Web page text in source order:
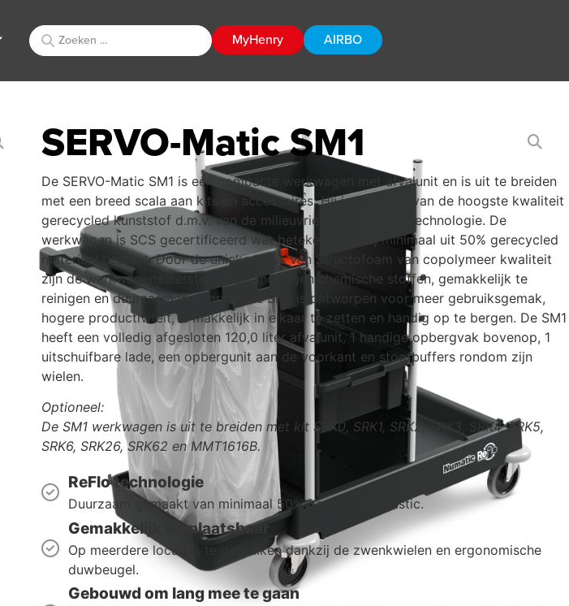
MyHenry AIRBO
SERVO-Matic SM1
De SERVO-Matic SM1 is een compacte werkwagen met afvalunit en is uit te breiden
met een breed scala aan kits en accessoires. Hij is gemaakt van de hoogste kwaliteit
gerecycled kunststof d.m.v. van de milieuvriendelijke ReFlo-technologie. De
werkwagen is SCS gecertificeerd wat betekend dat hij minimaal uit 50% gerecycled
materiaal bestaat. Door de unieke basis van Structofoam van copolymeer kwaliteit
zijn de werkwagens oersterk, bestand tegen chemische stoffen, gemakkelijk te
reinigen en duurzaam in gebruik. De SM1 is ontworpen voor meer gebruiksgemak,
hogere productiviteit, is makkelijk in elkaar te zetten en handig op te bergen. De SM1
heeft een volledig afgesloten 120,0 liter afvalunit, 1 handige opbergvak bovenop, 1
uitschuifbare lade, een opbergunit aan de voorkant en stootbuffers rondom zijn
wielen.
Optioneel:
DeSM1 werkwagen is uit te breiden met kit SRK0, SRK1, SRK2, SRK3, SRK4, SRK5,
SRK6, SRK26, SRK62 en MMT1616B.
ReFlo technologie
Duurzaam gemaakt van minimaal 50% gerecycled plastic.
Gemakkelijk verplaatsbaar
Op meerdere locaties te gebruiken dankzij de zwenkwielen en ergonomische
duwbeugel.
Gebouwd om lang mee te gaan